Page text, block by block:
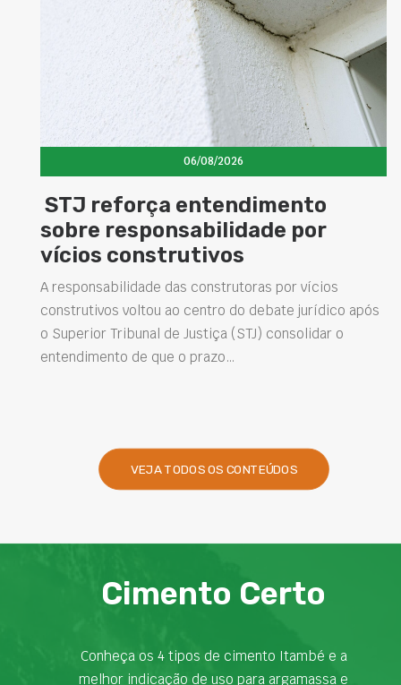
entendimento
por
das construtoras por vícios
ao centro do debate jurídico após
de Justiça (STJ) consolidar o
o prazo…
Concretos
elevam
soluções na
Projetar estruturas
intervenções de
VEJA TODOS OS CONTEÚDOS
Cimento Certo
Conheça os 4 tipos de cimento Itambé e a
melhor indicação de uso para argamassa e